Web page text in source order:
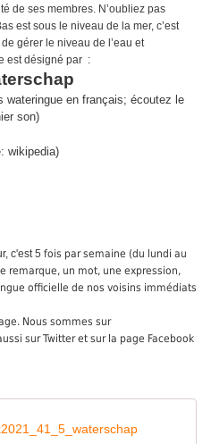
de ses membres. N’oubliez pas
est sous le niveau de la mer, c’est
gérer le niveau de l’eau et
est désigné par :
wateringue en français; écoutez le
son)
wikipedia)
c'est 5 fois par semaine (du lundi au
remarque, un mot, une expression,
officielle de nos voisins immédiats
Nous sommes sur
sur Twitter et sur la page Facebook